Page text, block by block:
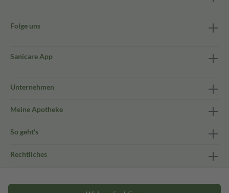
Folge uns
Sanicare App
Unternehmen
Meine Apotheke
So geht's
Rechtliches